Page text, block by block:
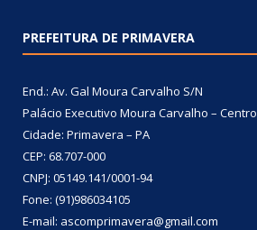
PREFEITURA DE PRIMAVERA
End.: Av. Gal Moura Carvalho S/N
Palácio Executivo Moura Carvalho – Centro
Cidade: Primavera – PA
CEP: 68.707-000
CNPJ: 05149.141/0001-94
Fone: (91)986034105
E-mail: ascomprimavera@gmail.com